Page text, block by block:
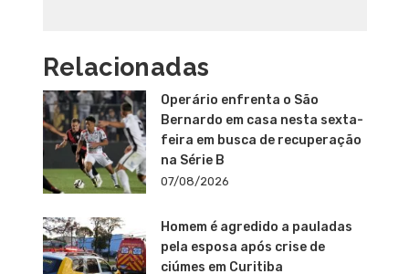
Relacionadas
Operário enfrenta o São
Bernardo em casa nesta sexta-
feira em busca de recuperação
na Série B
07/08/2026
Homem é agredido a pauladas
pela esposa após crise de
ciúmes em Curitiba